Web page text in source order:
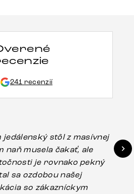
241 recenzií
jedálenský stôl z masívnej
naň musela čakať, ale
je rovnako pekný
sa ozdobou našej
so zákazníckym